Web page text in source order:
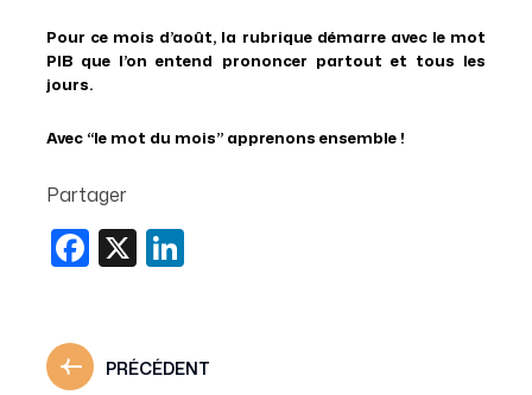
Pour ce mois d’août, la rubrique démarre avec le mot
PIB que l’on entend prononcer partout et tous les
jours.
Avec “le mot du mois” apprenons ensemble !
Partager
Facebook
X
PRÉCÉDENT